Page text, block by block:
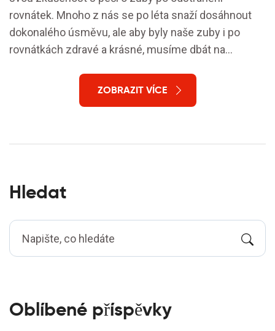
rovnátek. Mnoho z nás se po léta snaží dosáhnout
dokonalého úsměvu, ale aby byly naše zuby i po
rovnátkách zdravé a krásné, musíme dbát na
hygiena často nestačí a doporučují specifické
postupy pro obnovu a udržení zdraví zubů. V článku
ZOBRAZIT VÍCE
Hledat
Oblíbené příspěvky